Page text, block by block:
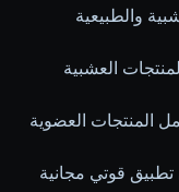
والطبيعية
العشبية
المنتجات العضوية
قوتي مجانية